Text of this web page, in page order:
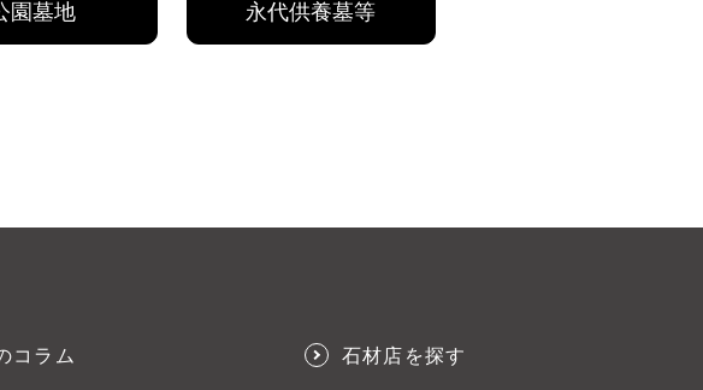
園墓地 永代供養墓等
コラム
石材店を探す